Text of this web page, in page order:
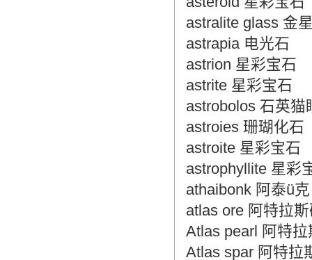
astralite glass 金
astrapia 电光石
astrion 星彩宝石
astrite 星彩宝石
astrobolos 石英猫
astroies 珊瑚化石
astroite 星彩宝石
astrophyllite 星彩
athaibonk 阿泰ü克
atlas ore 阿特拉
Atlas pearl 阿特拉
Atlas spar 阿特拉